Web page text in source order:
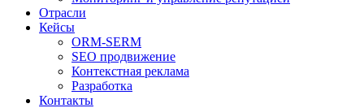
Отрасли
Кейсы
ORM-SERM
SEO продвижение
Контекстная реклама
Разработка
Контакты